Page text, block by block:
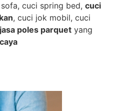
cuci spring bed, cuci
, cuci jok mobil, cuci
poles parquet yang